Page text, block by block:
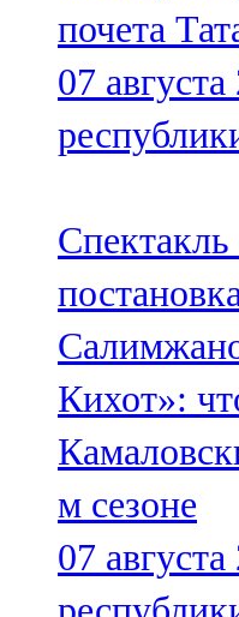
почета
07
Кихот»:
м сезоне
07